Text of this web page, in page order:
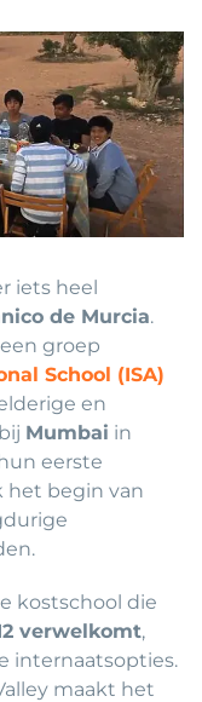
iets heel
de Murcia.
groep
School (ISA)
en
Mumbai in
eerste
het begin van
kostschool die
verwelkomt,
internaatsopties.
maakt het